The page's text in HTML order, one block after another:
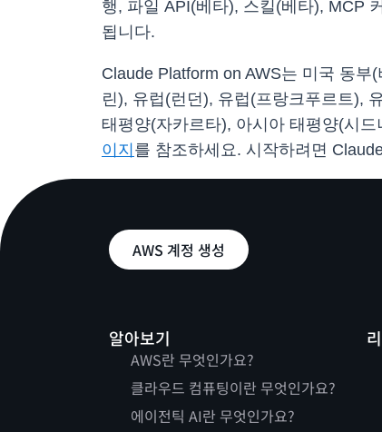
행, 파일 API(베타), 스킬(베타), MCP
됩니다.
Claude Platform on AWS는 미국 동
린), 유럽(런던), 유럽(프랑크푸르트),
태평양(자카르타), 아시아 태평양(시
이지 를 참조하세요. 시작하려면
AWS 계정 생성
알아보기
AWS란 무엇인가요?
클라우드 컴퓨팅이란 무엇인가요?
에이전틱 AI란 무엇인가요?